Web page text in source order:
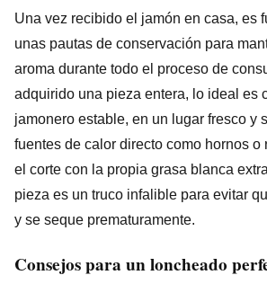
Una vez recibido el jamón en casa, es
unas pautas de conservación para
aroma durante todo el proceso de
adquirido una pieza entera, lo ideal es
jamonero estable, en un lugar fresco y
fuentes de calor directo como hornos o
el corte con la propia grasa blanca
pieza es un truco infalible para evitar
y se seque prematuramente.
Consejos para un loncheado